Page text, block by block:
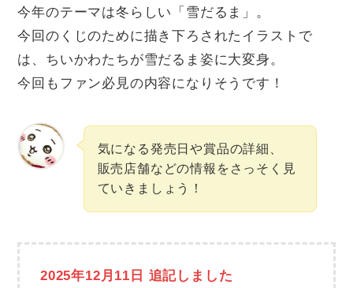
今年のテーマは冬らしい「雪だるま」。
今回のくじのために描き下ろされたイラストで
は、ちいかわたちが雪だるま姿に大変身。
今回もファン必見の内容になりそうです！
気になる発売日や賞品の詳細、
販売店舗などの情報をさっそく見
ていきましょう！
2025年12月11日 追記しました